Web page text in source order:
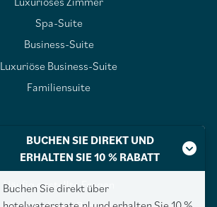
BUCHEN SIE DIREKT UND
ERHALTEN SIE 10 % RABATT
Buchen Sie direkt über
Spa-Suite
Business-Suite
Luxuriöse Business-Suite
Familiensuite
Über Waterstate
Über Waterstate
Häufig gestellte Fragen